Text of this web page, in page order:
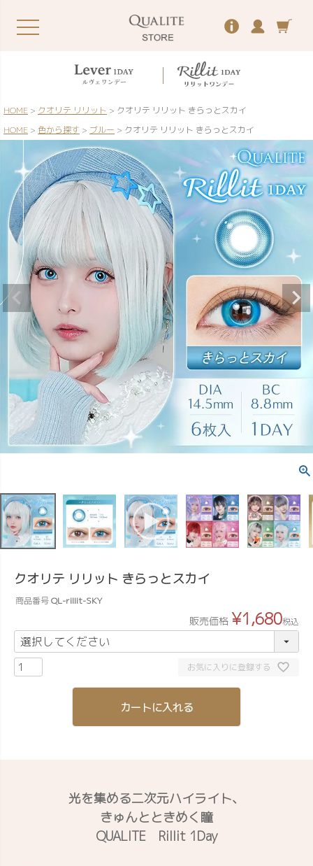
HOME クオリテ リリット
クオリテ リリット きらっとスカイ
HOME
色から探す ブルー クオリテ リリット きらっとスカイ
クオリテ リリット きらっとスカイ
商品番号QL-rillit-SKY
販売価格 ¥1,680税込
お気に入りに登録する
カートに入れる
光を集める二次元ハイライト、
きゅんとときめく瞳
QUALITE Rillit 1Day